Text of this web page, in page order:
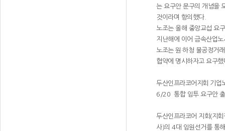
는 요구안 문구의 개념을
것이라며 항의했다.
노조는 올해 중앙교섭 요
지난해에 이어 금속산업
노조는 원·하청 불공정거
협약에 명시하자고 요구
두산인프라코어지회 기업
6/20 통합 임투 요구안
두산인프라코어 지회(지
사)의 4대 임원선거를 통